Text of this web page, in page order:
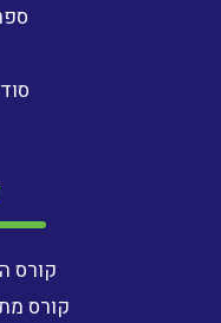
קורס
קורס